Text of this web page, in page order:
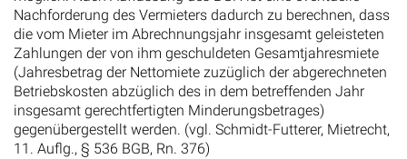
Nachforderung des Vermieters dadurch zu berechnen, dass
die vom Mieter im Abrechnungsjahr insgesamt geleisteten
Zahlungen der von ihm geschuldeten Gesamtjahresmiete
(Jahresbetrag der Nettomiete zuzüglich der abgerechneten
Betriebskosten abzüglich des in dem betreffenden Jahr
insgesamt gerechtfertigten Minderungsbetrages)
gegenübergestellt werden. (vgl. Schmidt-Futterer, Mietrecht,
11. Auflg., § 536 BGB, Rn. 376)